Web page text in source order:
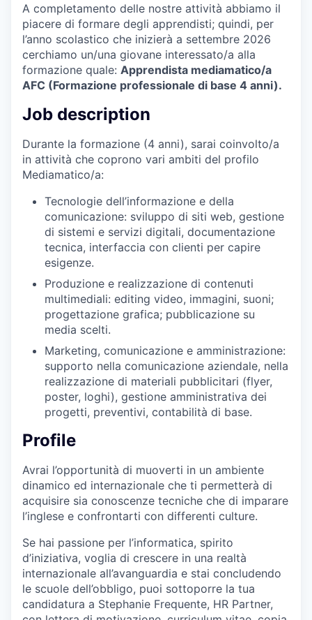
A completamento delle nostre attività abbiamo il
piacere di formare degli apprendisti; quindi, per
l’anno scolastico che inizierà a settembre 2026
cerchiamo un/una giovane interessato/a alla
formazione quale: Apprendista mediamatico/a
AFC (Formazione professionale di base 4 anni).
Job description
Durante la formazione (4 anni), sarai coinvolto/a
in attività che coprono vari ambiti del profilo
Mediamatico/a:
Tecnologie dell’informazione e della
comunicazione: sviluppo di siti web, gestione
di sistemi e servizi digitali, documentazione
tecnica, interfaccia con clienti per capire
esigenze.
Produzione e realizzazione di contenuti
multimediali: editing video, immagini, suoni;
progettazione grafica; pubblicazione su
media scelti.
Marketing, comunicazione e amministrazione:
supporto nella comunicazione aziendale, nella
realizzazione di materiali pubblicitari (flyer,
poster, loghi), gestione amministrativa dei
progetti, preventivi, contabilità di base.
Profile
Avrai l’opportunità di muoverti in un ambiente
dinamico ed internazionale che ti permetterà di
acquisire sia conoscenze tecniche che di imparare
l’inglese e confrontarti con differenti culture.
Se hai passione per l’informatica, spirito
d’iniziativa, voglia di crescere in una realtà
internazionale all’avanguardia e stai concludendo
le scuole dell’obbligo, puoi sottoporre la tua
candidatura a Stephanie Frequente, HR Partner,